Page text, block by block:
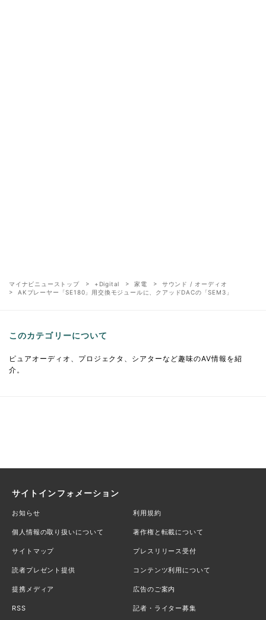
マイナビニューストップ +Digital 家電
サウンド / オーディオ
AKプレーヤー「SE180」用交換モジュールに、クアッドDACの「SEM3」
このカテゴリーについて
ピュアオーディオ、プロジェクタ、シアターなど趣味のAV情報を紹
介。
サイトインフォメーション
お知らせ 利用規約
個人情報の取り扱いについて 著作権と転載について
サイトマップ プレスリリース受付
読者プレゼント提供 コンテンツ利用について
提携メディア 広告のご案内
RSS 記者・ライター募集